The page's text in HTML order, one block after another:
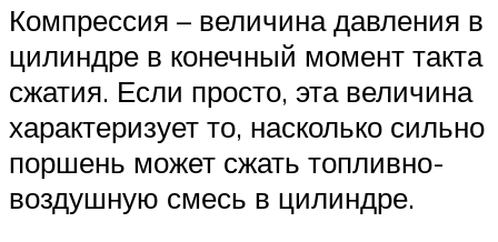
Компрессия – величина давления в
цилиндре в конечный момент такта
сжатия. Если просто, эта величина
характеризует то, насколько сильно
поршень может сжать топливно-
воздушную смесь в цилиндре.